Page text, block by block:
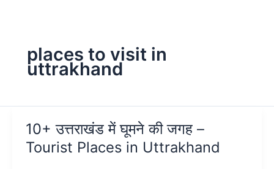
places to visit in
uttrakhand
10+ उत्तराखंड में घूमने की जगह –
Tourist Places in Uttrakhand